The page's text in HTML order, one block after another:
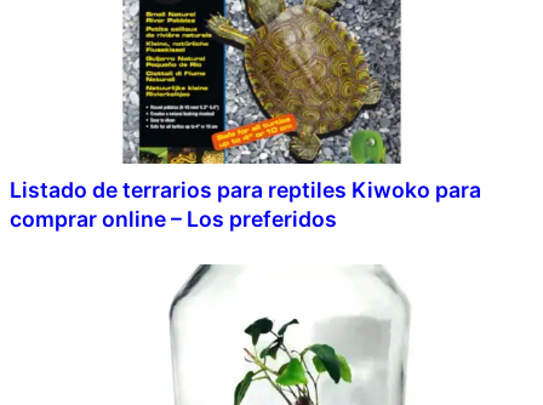
Listado de terrarios para reptiles Kiwoko para
comprar online – Los preferidos